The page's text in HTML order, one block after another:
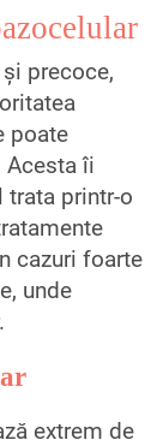
precoce,
poate
Acesta îi
trata printr-o
cazuri foarte
unde
extrem de